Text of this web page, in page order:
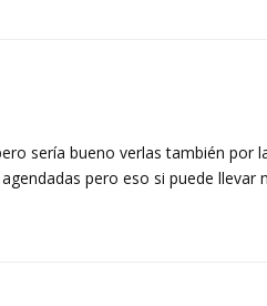
sería bueno verlas también por
pero eso si puede llevar